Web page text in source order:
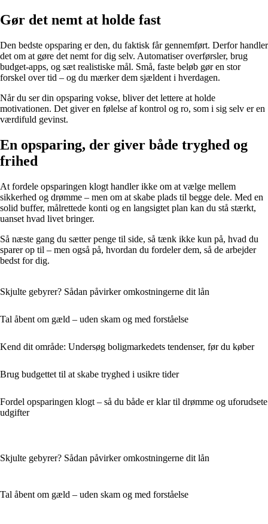
Gør det nemt at holde fast
Den bedste opsparing er den, du faktisk får gennemført. Derfor handler
det om at gøre det nemt for dig selv. Automatiser overførsler, brug
budget-apps, og sæt realistiske mål. Små, faste beløb gør en stor
forskel over tid – og du mærker dem sjældent i hverdagen.
Når du ser din opsparing vokse, bliver det lettere at holde
motivationen. Det giver en følelse af kontrol og ro, som i sig selv er en
værdifuld gevinst.
En opsparing, der giver både tryghed og
frihed
At fordele opsparingen klogt handler ikke om at vælge mellem
sikkerhed og drømme – men om at skabe plads til begge dele. Med en
solid buffer, målrettede konti og en langsigtet plan kan du stå stærkt,
uanset hvad livet bringer.
Så næste gang du sætter penge til side, så tænk ikke kun på, hvad du
sparer op til – men også på, hvordan du fordeler dem, så de arbejder
bedst for dig.
Skjulte gebyrer? Sådan påvirker omkostningerne dit lån
Tal åbent om gæld – uden skam og med forståelse
Kend dit område: Undersøg boligmarkedets tendenser, før du køber
Brug budgettet til at skabe tryghed i usikre tider
Fordel opsparingen klogt – så du både er klar til drømme og uforudsete
udgifter
Skjulte gebyrer? Sådan påvirker omkostningerne dit lån
Tal åbent om gæld – uden skam og med forståelse